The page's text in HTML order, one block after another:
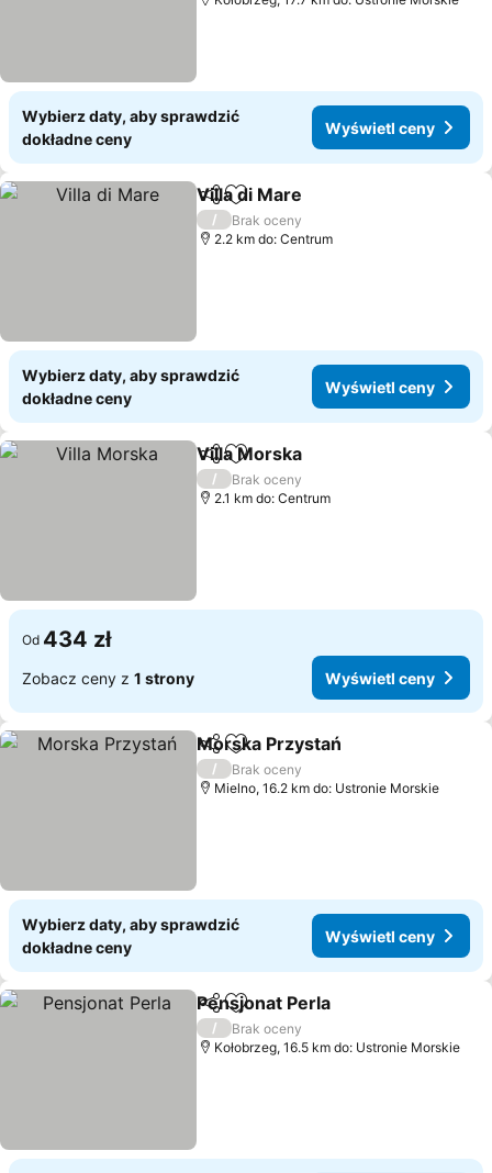
Wybierz daty, aby sprawdzić
dokładne ceny
Wyświetl ceny
Udostępnij
Dodaj do ulubionych
Villa di Mare
/
Brak oceny
2.2 km do: Centrum
Wybierz daty, aby sprawdzić
dokładne ceny
Wyświetl ceny
Udostępnij
Dodaj do ulubionych
Villa Morska
/
Brak oceny
2.1 km do: Centrum
Od 434 zł
Zobacz ceny z 1 strony Wyświetl ceny
Udostępnij
Dodaj do ulubionych
Morska Przystań
/
Brak oceny
Mielno, 16.2 km do: Ustronie Morskie
Wybierz daty, aby sprawdzić
dokładne ceny
Wyświetl ceny
Udostępnij
Dodaj do ulubionych
Pensjonat Perla
/
Brak oceny
Kołobrzeg, 16.5 km do: Ustronie Morskie